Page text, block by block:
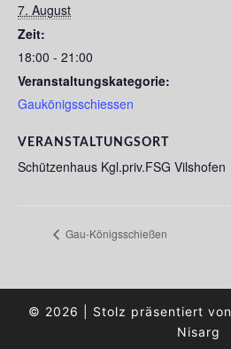
7. August
Zeit:
18:00 - 21:00
Veranstaltungskategorie:
Gaukönigsschiessen
VERANSTALTUNGSORT
Schützenhaus Kgl.priv.FSG Vilshofen
Gau-Königsschießen
© 2026 Stolz präsentiert von
Nisarg